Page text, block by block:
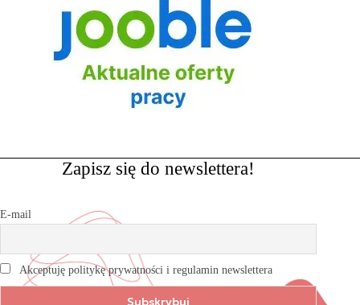
Zapisz się do newslettera!
E-mail
Akceptuję politykę prywatności i regulamin newslettera